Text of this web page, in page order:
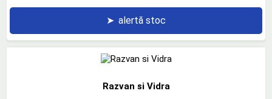
➤ alertă stoc
Razvan si Vidra